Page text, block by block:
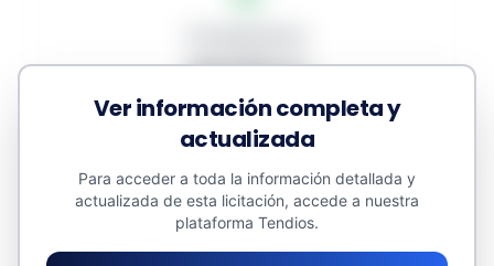
58.093 €
Adjudicado: 0 €
Contratos menores: 0 €
Ver información completa y
actualizada
Para acceder a toda la información detallada y
actualizada de esta licitación, accede a nuestra
plataforma Tendios.